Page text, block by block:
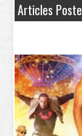
Articles
Category